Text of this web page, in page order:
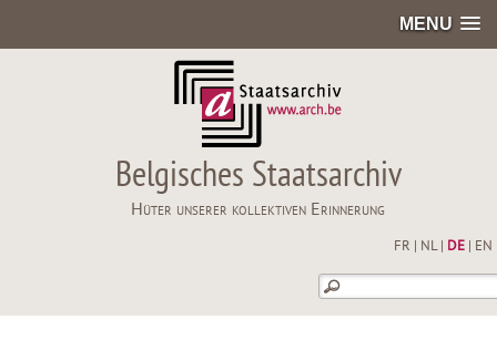
MENU
Belgisches Staatsarchiv
Hüter unserer kollektiven Erinnerung
FR NL| DE| EN